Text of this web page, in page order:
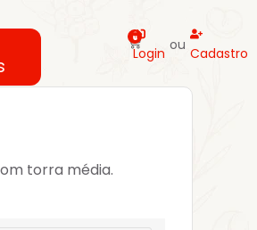
0
Login ou Cadastro
torra média.